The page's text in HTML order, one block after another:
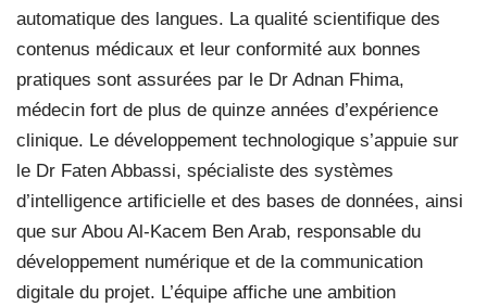
automatique des langues. La qualité scientifique des
contenus médicaux et leur conformité aux bonnes
pratiques sont assurées par le Dr Adnan Fhima,
médecin fort de plus de quinze années d’expérience
clinique. Le développement technologique s’appuie sur
le Dr Faten Abbassi, spécialiste des systèmes
d’intelligence artificielle et des bases de données, ainsi
que sur Abou Al-Kacem Ben Arab, responsable du
développement numérique et de la communication
digitale du projet. L’équipe affiche une ambition